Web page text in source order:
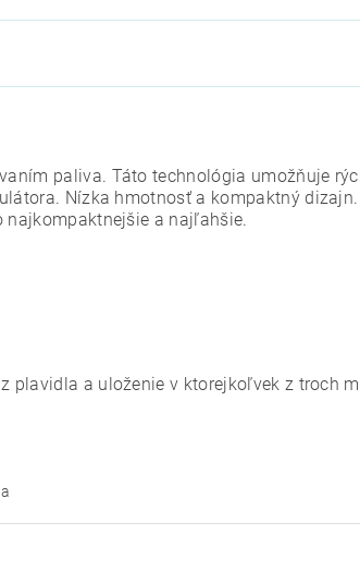
paliva. Táto technológia umožňuje
Nízka hmotnosť a kompaktný
najkompaktnejšie a najľahšie.
plavidla a uloženie v ktorejkoľvek z troch